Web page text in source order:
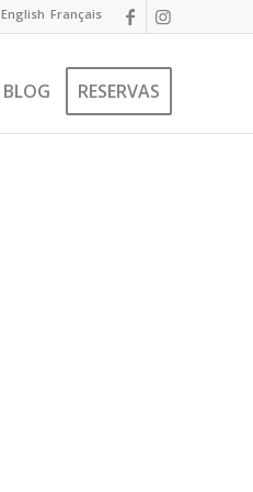
English Français
BLOG RESERVAS